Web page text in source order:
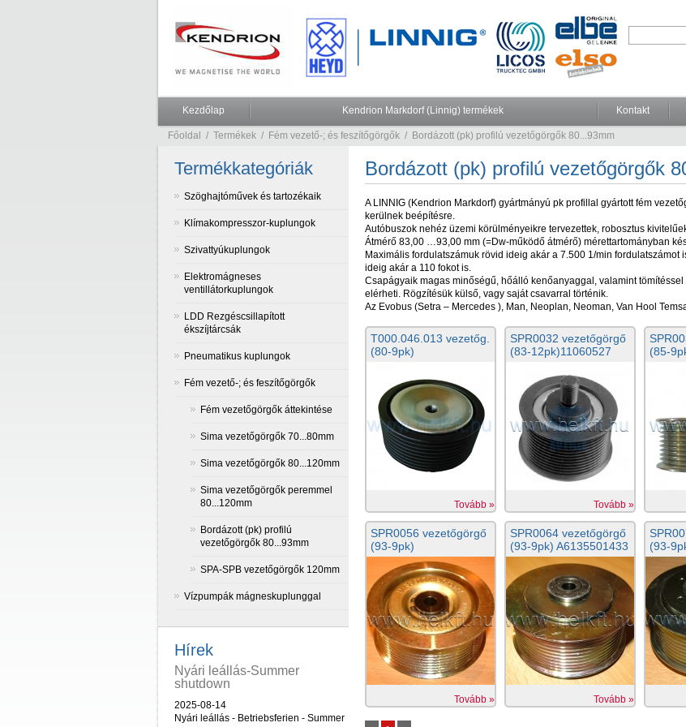
Kezdőlap Kendrion Markdorf (Linnig) termékek Kontakt
Főoldal / Termékek / Fém vezető-; és feszítőgörgők / Bordázott (pk) profilú vezetőgörgők 80...93mm
Termékkategóriák
Szöghajtóművek és tartozékaik
Klímakompresszor-kuplungok
Szivattyúkuplungok
Elektromágneses
ventillátorkuplungok
LDD Rezgéscsillapított
ékszíjtárcsák
Pneumatikus kuplungok
Fém vezető-; és feszítőgörgők
Fém vezetőgörgők áttekintése
Sima vezetőgörgők 70...80mm
Sima vezetőgörgők 80...120mm
Sima vezetőgörgők peremmel
80...120mm
Bordázott (pk) profilú
vezetőgörgők 80...93mm
SPA-SPB vezetőgörgők 120mm
Vízpumpák mágneskuplunggal
Hírek
Nyári leállás-Summer
shutdown
2025-08-14
Nyári leállás - Betriebsferien - Summer
Bordázott (pk) profilú vezetőgörgők
A LINNIG (Kendrion Markdorf) gyártmányú pk profillal gyártott fém
kerülnek beépítésre.
Autóbuszok nehéz üzemi körülményeikre tervezettek, robosztus
Átmérő 83,00 …93,00 mm (=Dw-működő átmérő) mérettartományban
Maximális fordulatszámuk rövid ideig akár a 7.500 1/min
ideig akár a 110 fokot is.
Csapágyaik magas minőségű, hőálló kenőanyaggal, valamint
elérheti. Rögzítésük külső, vagy saját csavarral történik.
Az Evobus (Setra – Mercedes ), Man, Neoplan, Neoman, Van Hool
T000.046.013 vezetőg.
(80-9pk)
Tovább »
SPR0032 vezetőgörgő
(83-12pk)11060527
Tovább »
(85-
SPR0056 vezetőgörgő
(93-9pk)
Tovább »
SPR0064 vezetőgörgő
(93-9pk) A6135501433
Tovább »
(93-